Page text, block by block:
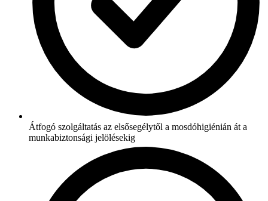
Átfogó szolgáltatás az elsősegélytől a mosdóhigiénián át a
munkabiztonsági jelölésekig